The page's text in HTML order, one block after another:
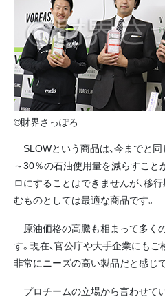
©財界さっぽろ
SLOWという商品は、今までと
～30％の石油使用量を減らすこと
ロにすることはできませんが、移
むものとしては最適な商品です。
原油価格の高騰も相まって多く
す。現在、官公庁や大手企業にも
非常にニーズの高い製品だと感じ
プロチームの立場から言わせて